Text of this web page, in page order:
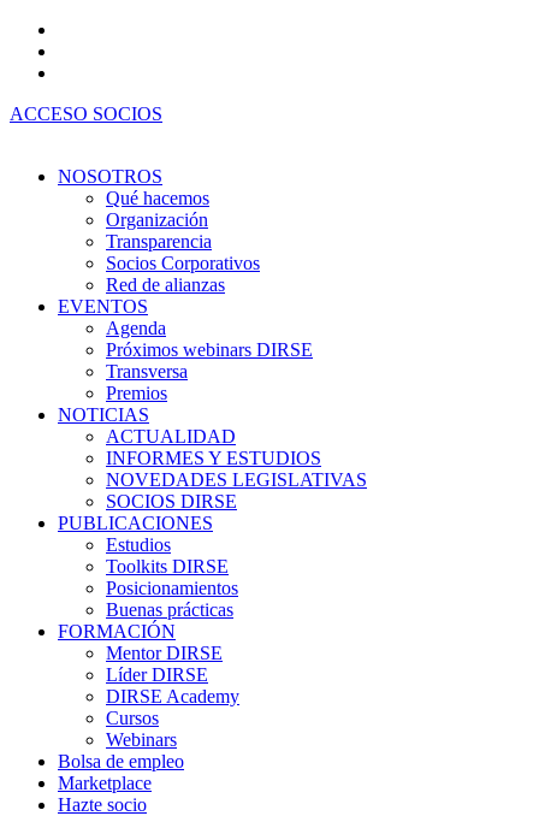
contenido
ACCESO SOCIOS
NOSOTROS
Qué hacemos
Organización
Transparencia
Socios Corporativos
Red de alianzas
EVENTOS
Agenda
Próximos webinars DIRSE
Transversa
Premios
NOTICIAS
ACTUALIDAD
INFORMES Y ESTUDIOS
NOVEDADES LEGISLATIVAS
SOCIOS DIRSE
PUBLICACIONES
Estudios
Toolkits DIRSE
Posicionamientos
Buenas prácticas
FORMACIÓN
Mentor DIRSE
Líder DIRSE
DIRSE Academy
Cursos
Webinars
Bolsa de empleo
Marketplace
Hazte socio